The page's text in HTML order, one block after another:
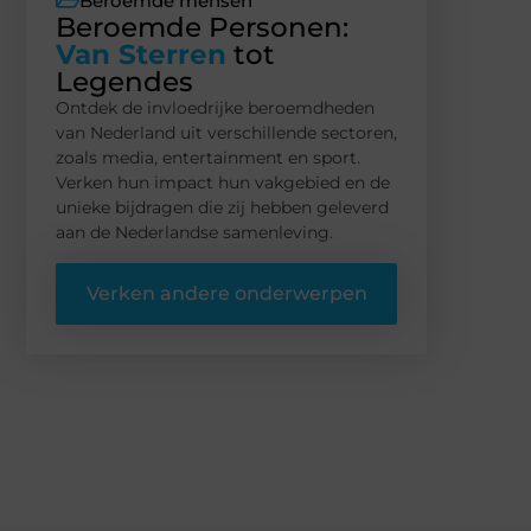
Beroemde Personen:
Van Sterren tot
Legendes
Ontdek de invloedrijke beroemdheden
van Nederland uit verschillende sectoren,
zoals media, entertainment en sport.
Verken hun impact hun vakgebied en de
unieke bijdragen die zij hebben geleverd
aan de Nederlandse samenleving.
Verken andere onderwerpen